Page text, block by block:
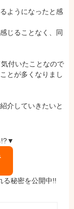
ようになったと感
じることなく、同
付いたことなので
とが多くなりまし
介していきたいと
!?▼
る秘密を公開中!!